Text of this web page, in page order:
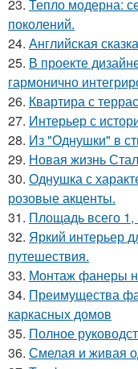
23. Тепло модерна:
поколений.
24. Английская
25. В проекте
гармонично
26. Квартира с
27. Интерьер с
28. Из "Однушки" в
29. Новая жизнь
30. Однушка с
розовые акценты.
31. Площадь всего 1,
32. Яркий интерьер
путешествия.
33. Монтаж фанеры
34. Преимущества
каркасных домов
35. Полное
36. Смелая и живая